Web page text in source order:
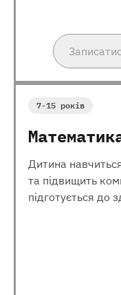
7-15 років
Дитина
та підвищить
підготується до